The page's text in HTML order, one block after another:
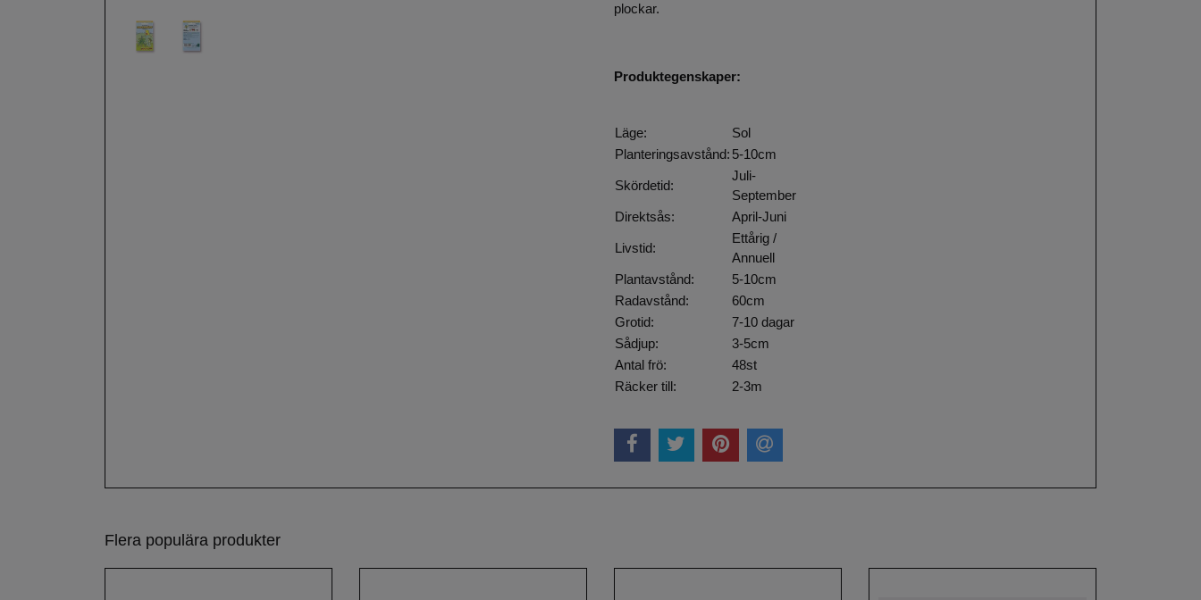
plockar.
Produktegenskaper:
Läge:
Sol
Planteringsavstånd: 5-10cm
Skördetid:
Juli-
September
Direktsås:
April-Juni
Livstid:
Ettårig /
Annuell
Plantavstånd:
5-10cm
Radavstånd:
60cm
Grotid:
7-10 dagar
Sådjup:
3-5cm
Antal frö:
48st
Räcker till:
2-3m
Flera populära produkter